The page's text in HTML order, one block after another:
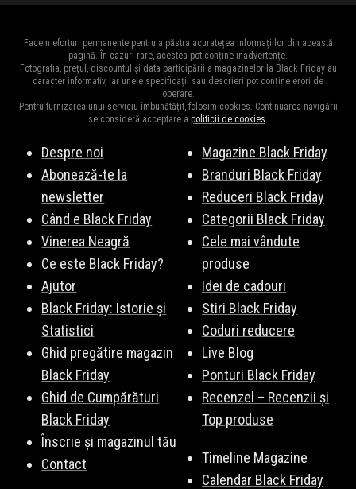
Facem eforturi permanente pentru a păstra acuratețea informațiilor din această
pagină. În cazuri rare, acestea pot conține inadvertențe.
Fotografia, prețul, discountul și data participării a magazinelor la Black Friday au
caracter informativ, iar unele specificații sau descrieri pot conține erori de
operare.
Pentru furnizarea unui serviciu îmbunătățit, folosim cookies. Continuarea navigării
se consideră acceptare a politicii de cookies.
Despre noi
Abonează-te la
newsletter
Când e Black Friday
Vinerea Neagră
Ce este Black Friday?
Ajutor
Black Friday: Istorie și
Statistici
Ghid pregătire magazin
Black Friday
Ghid de Cumpărături
Black Friday
Înscrie și magazinul tău
Contact
Magazine Black Friday
Branduri Black Friday
Reduceri Black Friday
Categorii Black Friday
Cele mai vândute
produse
Idei de cadouri
Stiri Black Friday
Coduri reducere
Live Blog
Ponturi Black Friday
Recenzel – Recenzii și
Top produse
Timeline Magazine
Calendar Black Friday